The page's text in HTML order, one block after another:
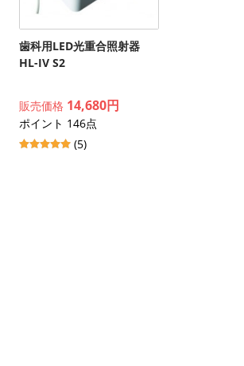
歯科用LED光重合照射器
HL-IV S2
販売価格 14,680円
ポイント 146点
(5)